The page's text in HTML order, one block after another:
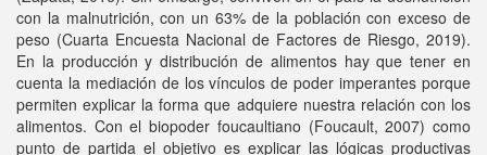
con la malnutrición, con un 63% de la población con exceso de
peso (Cuarta Encuesta Nacional de Factores de Riesgo, 2019).
En la producción y distribución de alimentos hay que tener en
cuenta la mediación de los vínculos de poder imperantes porque
permiten explicar la forma que adquiere nuestra relación con los
alimentos. Con el biopoder foucaultiano (Foucault, 2007) como
punto de partida el objetivo es explicar las lógicas productivas